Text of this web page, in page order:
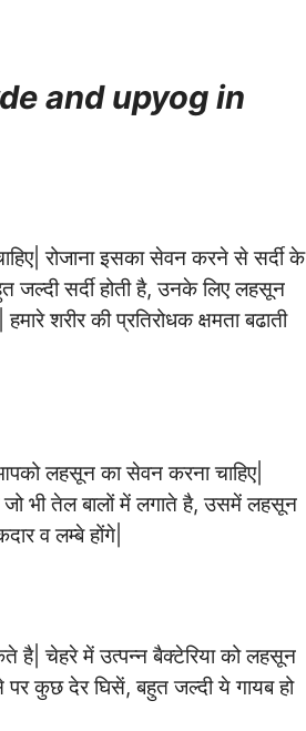
and upyog in
रोजाना इसका सेवन करने से सर्दी के
जल्दी सर्दी होती है, उनके लिए लहसून
शरीर की प्रतिरोधक क्षमता बढाती
लहसून का सेवन करना चाहिए|
भी तेल बालों में लगाते है, उसमें लहसून
व लम्बे होंगे|
चेहरे में उत्पन्न बैक्टेरिया को लहसून
कुछ देर घिसें, बहुत जल्दी ये गायब हो